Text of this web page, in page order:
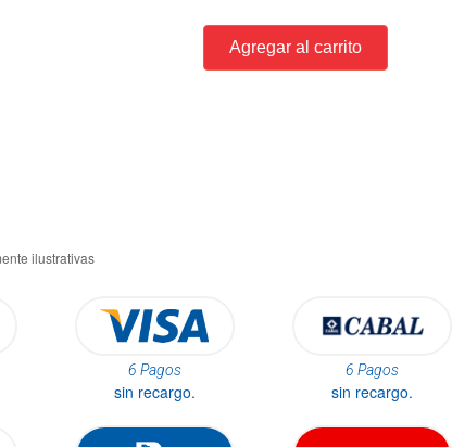
6 Pagos
sin recargo.
6 Pagos
sin recargo.